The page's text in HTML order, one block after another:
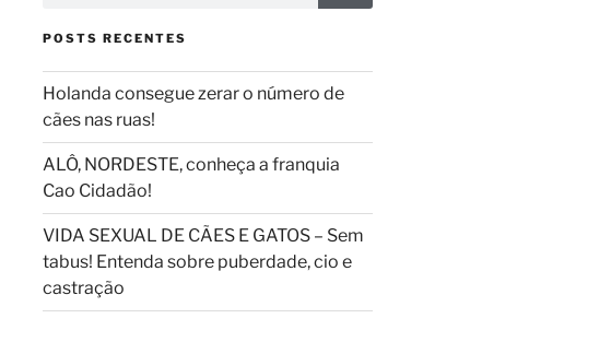
POSTS RECENTES
Holanda consegue zerar o número de
cães nas ruas!
ALÔ, NORDESTE, conheça a franquia
Cao Cidadão!
VIDA SEXUAL DE CÃES E GATOS – Sem
tabus! Entenda sobre puberdade, cio e
castração